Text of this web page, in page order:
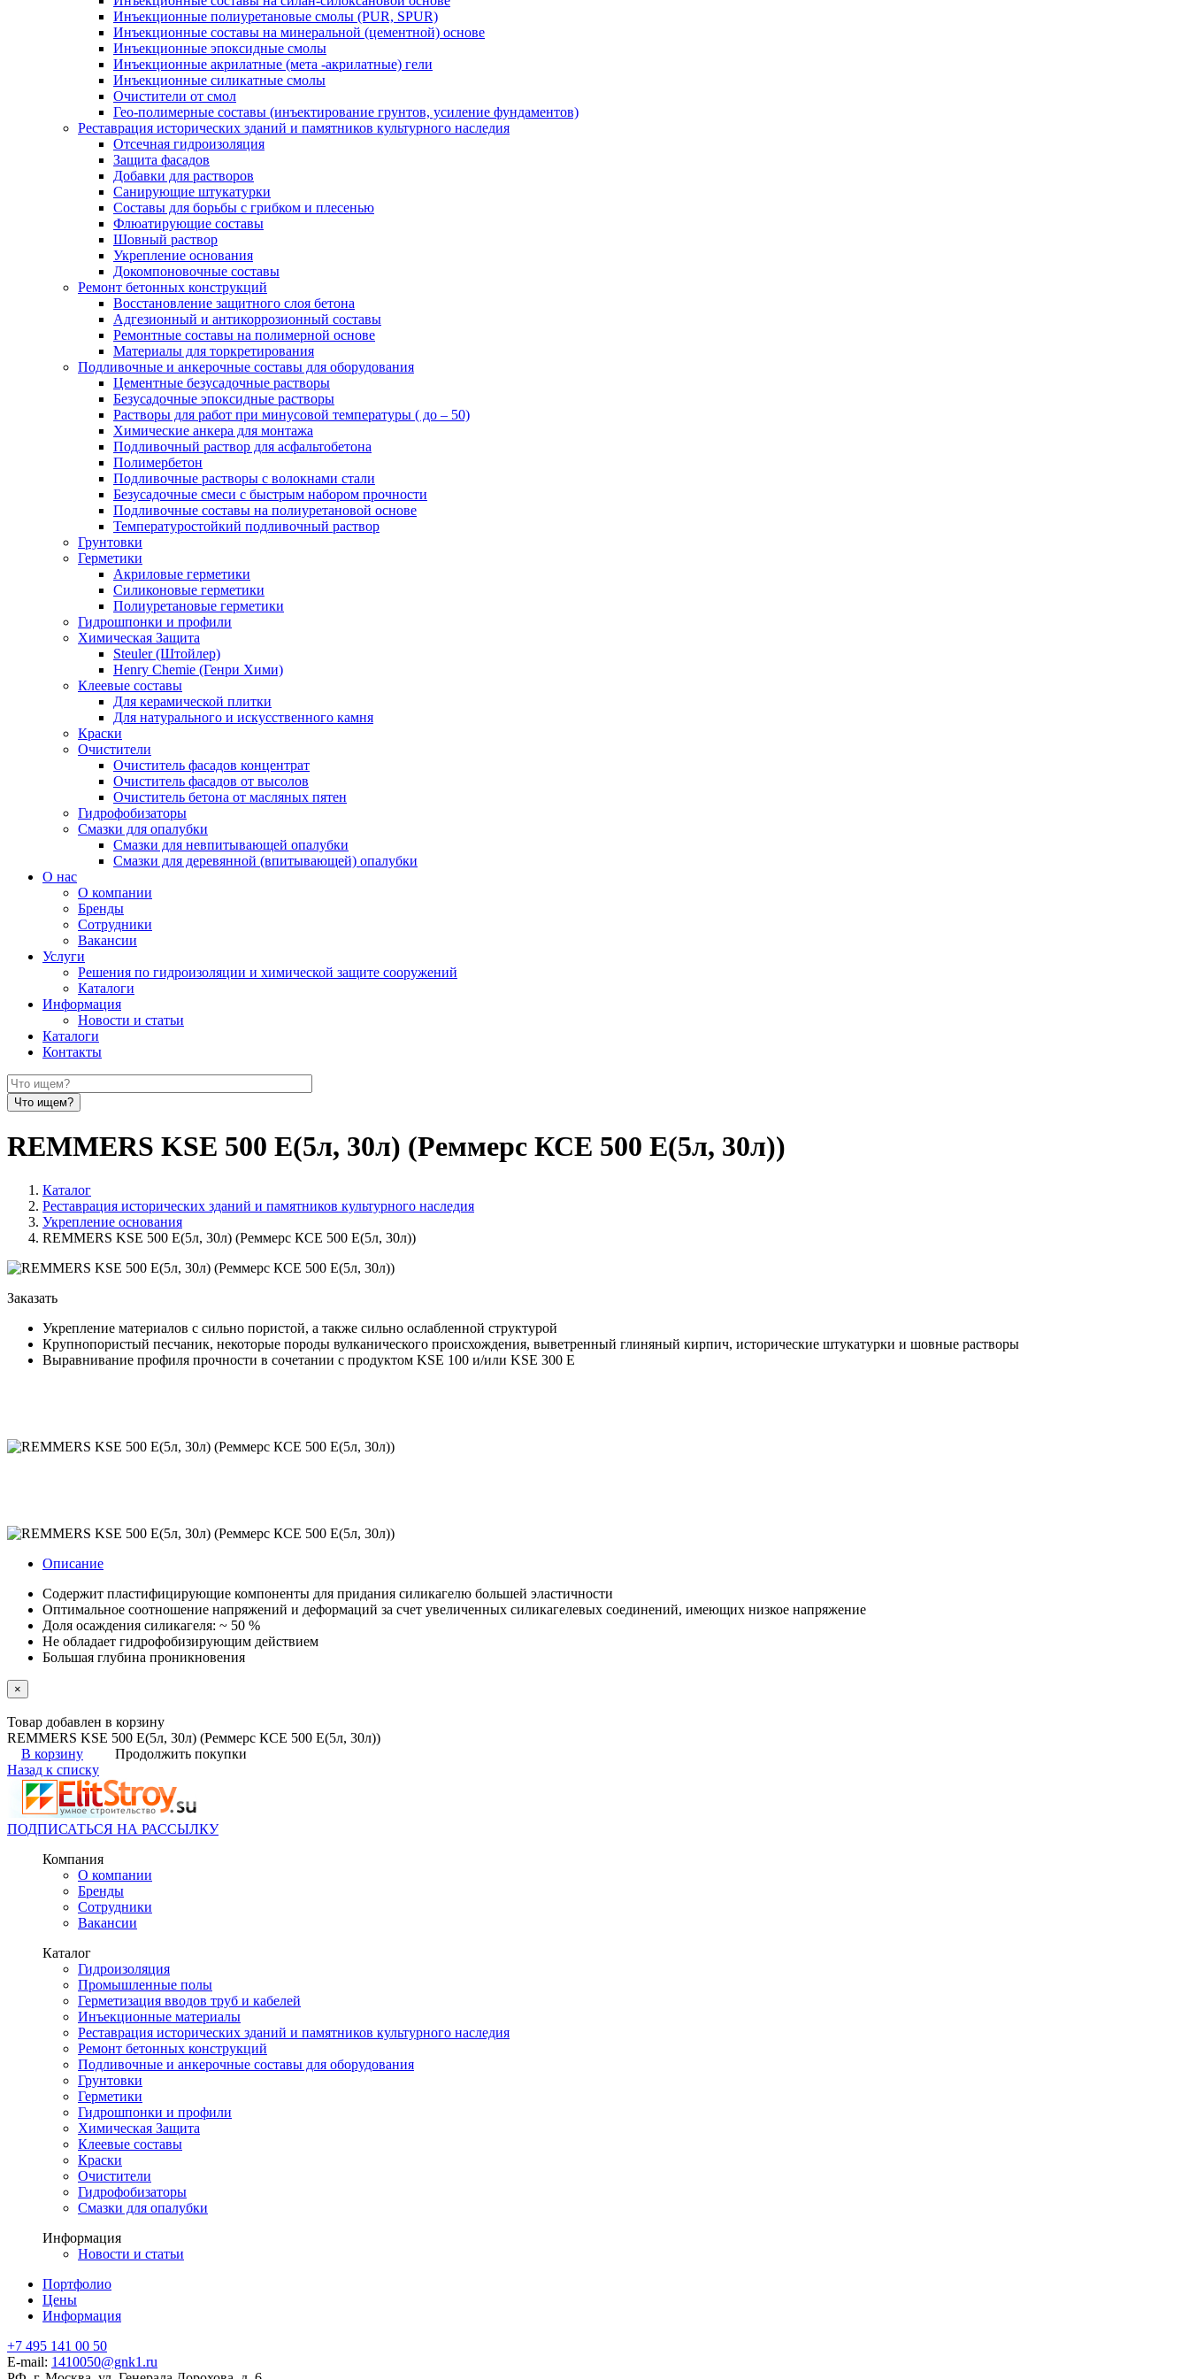
Инъекционные полиуретановые смолы (PUR, SPUR)
Инъекционные составы на минеральной (цементной) основе
Инъекционные эпоксидные смолы
Инъекционные акрилатные (мета -акрилатные) гели
Инъекционные силикатные смолы
Очистители от смол
Гео-полимерные составы (инъектирование грунтов, усиление фундаментов)
Реставрация исторических зданий и памятников культурного наследия
Отсечная гидроизоляция
Защита фасадов
Добавки для растворов
Санирующие штукатурки
Составы для борьбы с грибком и плесенью
Флюатирующие составы
Шовный раствор
Укрепление основания
Докомпоновочные составы
Ремонт бетонных конструкций
Восстановление защитного слоя бетона
Адгезионный и антикоррозионный составы
Ремонтные составы на полимерной основе
Материалы для торкретирования
Подливочные и анкерочные составы для оборудования
Цементные безусадочные растворы
Безусадочные эпоксидные растворы
Растворы для работ при минусовой температуры ( до – 50)
Химические анкера для монтажа
Подливочный раствор для асфальтобетона
Полимербетон
Подливочные растворы с волокнами стали
Безусадочные смеси с быстрым набором прочности
Подливочные составы на полиуретановой основе
Температуростойкий подливочный раствор
Грунтовки
Герметики
Акриловые герметики
Силиконовые герметики
Полиуретановые герметики
Гидрошпонки и профили
Химическая Защита
Steuler (Штойлер)
Henry Chemie (Генри Хими)
Клеевые составы
Для керамической плитки
Для натурального и искусственного камня
Краски
Очистители
Очиститель фасадов концентрат
Очиститель фасадов от высолов
Очиститель бетона от масляных пятен
Гидрофобизаторы
Смазки для опалубки
Смазки для невпитывающей опалубки
Смазки для деревянной (впитывающей) опалубки
О нас
О компании
Бренды
Сотрудники
Вакансии
Услуги
Решения по гидроизоляции и химической защите сооружений
Каталоги
Информация
Новости и статьи
Каталоги
Контакты
REMMERS KSE 500 E(5л, 30л) (Реммерс КСЕ 500 Е(5л, 30л))
Каталог
Реставрация исторических зданий и памятников культурного наследия
Укрепление основания
REMMERS KSE 500 E(5л, 30л) (Реммерс КСЕ 500 Е(5л, 30л))
Заказать
Укрепление материалов с сильно пористой, а также сильно ослабленной структурой
Крупнопористый песчаник, некоторые породы вулканического происхождения, выветренный глиняный кирпич, исторические штукатурки и шовные растворы
Выравнивание профиля прочности в сочетании с продуктом KSE 100 и/или KSE 300 E
Описание
Содержит пластифицирующие компоненты для придания силикагелю большей эластичности
Оптимальное соотношение напряжений и деформаций за счет увеличенных силикагелевых соединений, имеющих низкое напряжение
Доля осаждения силикагеля: ~ 50 %
Не обладает гидрофобизирующим действием
Большая глубина проникновения
×
Товар добавлен в корзину
REMMERS KSE 500 E(5л, 30л) (Реммерс КСЕ 500 Е(5л, 30л))
В корзину
Продолжить покупки
Назад к списку
ПОДПИСАТЬСЯ НА РАССЫЛКУ
Компания
О компании
Бренды
Сотрудники
Вакансии
Каталог
Гидроизоляция
Промышленные полы
Герметизация вводов труб и кабелей
Инъекционные материалы
Реставрация исторических зданий и памятников культурного наследия
Ремонт бетонных конструкций
Подливочные и анкерочные составы для оборудования
Грунтовки
Герметики
Гидрошпонки и профили
Химическая Защита
Клеевые составы
Краски
Очистители
Гидрофобизаторы
Смазки для опалубки
Информация
Новости и статьи
Портфолио
Цены
Информация
+7 495 141 00 50
E-mail: 1410050@gnk1.ru